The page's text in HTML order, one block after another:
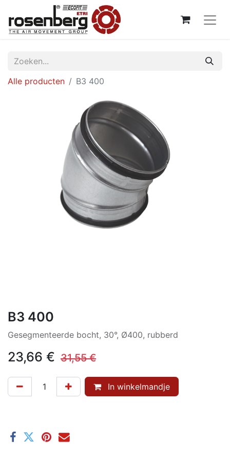
Alle producten B3 400
B3 400
Gesegmenteerde bocht, 30°, Ø400, rubberd
23,66 € 31,55€
In winkelmandje